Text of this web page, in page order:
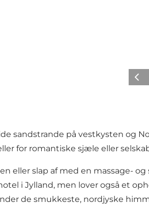
sandstrande på vestkysten og
for romantiske sjæle eller
eller slap af med en massage-
i Jylland, men lover også et
de smukkeste, nordjyske